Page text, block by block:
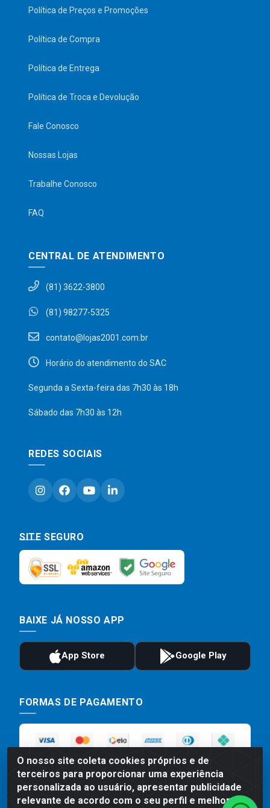
O nosso site coleta cookies próprios e de
terceiros para proporcionar uma experiência
personalizada ao usuário, apresentar publicidade
relevante de acordo com o seu perfil e melhorar a
Política de Preços e Promoções
Política de Compra
Política de Entrega
Política de Troca e Devolução
Fale Conosco
Nossas Lojas
Trabalhe Conosco
FAQ
CENTRAL DE ATENDIMENTO
(81) 3622-3800
(81) 98277-5325
contato@lojas2001.com.br
Horário do atendimento do SAC
Segunda a Sexta-feira das 7h30 às 18h
Sábado das 7h30 às 12h
REDES SOCIAIS
SITE SEGURO
BAIXE JÁ NOSSO APP
FORMAS DE PAGAMENTO